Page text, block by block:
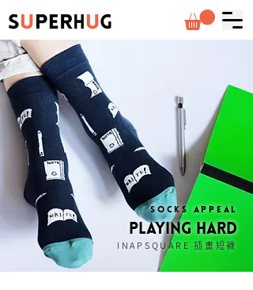
socks appeal
playing hard
​INAPSQUARE 插畫短襪